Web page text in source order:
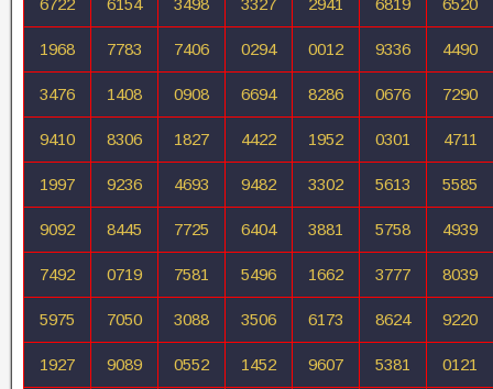
6722 6154 3498 3327 2941 6819 6520
1968 7783 7406 0294 0012 9336 4490
3476 1408 0908 6694 8286 0676 7290
9410 8306 1827 4422 1952 0301 4711
1997 9236 4693 9482 3302 5613 5585
9092 8445 7725 6404 3881 5758 4939
7492 0719 7581 5496 1662 3777 8039
5975 7050 3088 3506 6173 8624 9220
1927 9089 0552 1452 9607 5381 0121